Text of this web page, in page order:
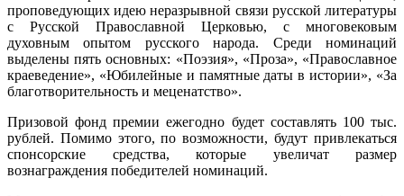
проповедующих идею неразрывной связи русской литературы
с Русской Православной Церковью, с многовековым
духовным опытом русского народа. Среди номинаций
выделены пять основных: «Поэзия», «Проза», «Православное
краеведение», «Юбилейные и памятные даты в истории», «За
благотворительность и меценатство».
Призовой фонд премии ежегодно будет составлять 100 тыс.
рублей. Помимо этого, по возможности, будут привлекаться
спонсорские средства, которые увеличат размер
вознаграждения победителей номинаций.